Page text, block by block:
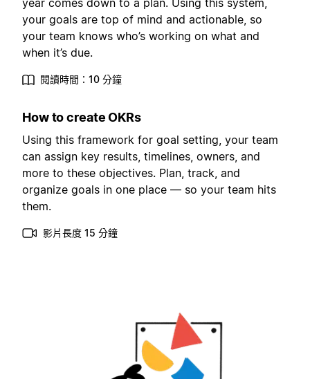
year comes down to a plan. Using this system,
your goals are top of mind and actionable, so
your team knows who’s working on what and
when it’s due.
閱讀時間：10 分鐘
How to create OKRs
Using this framework for goal setting, your team
can assign key results, timelines, owners, and
more to these objectives. Plan, track, and
organize goals in one place — so your team hits
them.
影片長度 15 分鐘